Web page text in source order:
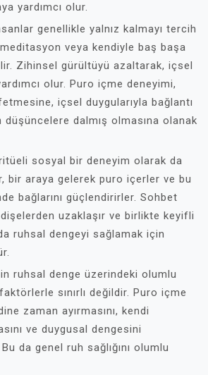
yardımcı olur.
genellikle yalnız kalmayı tercih
veya kendiyle baş başa
Zihinsel gürültüyü azaltarak, içsel
olur. Puro içme deneyimi,
içsel duygularıyla bağlantı
düşüncelere dalmış olmasına olanak
sosyal bir deneyim olarak da
bir araya gelerek puro içerler ve bu
bağlarını güçlendirirler. Sohbet
uzaklaşır ve birlikte keyifli
ruhsal dengeyi sağlamak için
ruhsal denge üzerindeki olumlu
sınırlı değildir. Puro içme
zaman ayırmasını, kendi
ve duygusal dengesini
da genel ruh sağlığını olumlu